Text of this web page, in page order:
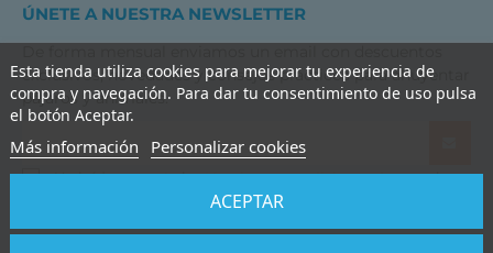
ÚNETE A NUESTRA NEWSLETTER
exclusivos, novedades y consejos prácticos para ahuyentar
pájaros y animales.
He leído y acepto lostérminos y condiciones de usoy la
Esta tienda utiliza cookies para mejorar tu experiencia de
compra y navegación. Para dar tu consentimiento de uso pulsa
el botón Aceptar.
Más información Personalizar cookies
ACEPTAR